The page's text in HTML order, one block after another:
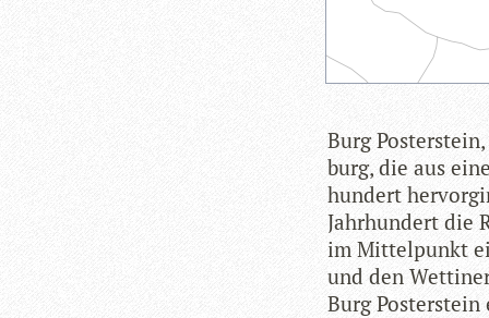
Burg
burg, die aus
hun­dert
Jahr­hun­dert die
im Mit­tel­punkt
und den
Burg